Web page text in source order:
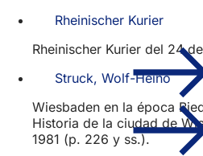
Rheinischer Kurier
Rheinischer Kurier del 24
Struck, Wolf-Heino
Wiesbaden en la época
Historia de la ciudad de
1981 (p. 226 y ss.).